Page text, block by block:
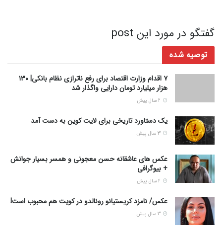
گفتگو در مورد این post
توصیه شده
۷ اقدام وزارت اقتصاد برای رفع ناترازی نظام بانکی| ۱۳۰
هزار میلیارد تومان دارایی واگذار شد
یک دستاورد تاریخی برای لایت کوین به دست آمد
عکس های عاشقانه حسن معجونی و همسر بسیار جوانش
+ بیوگرافی
عکس/ نامزد کریستیانو رونالدو در کویت هم محبوب است!